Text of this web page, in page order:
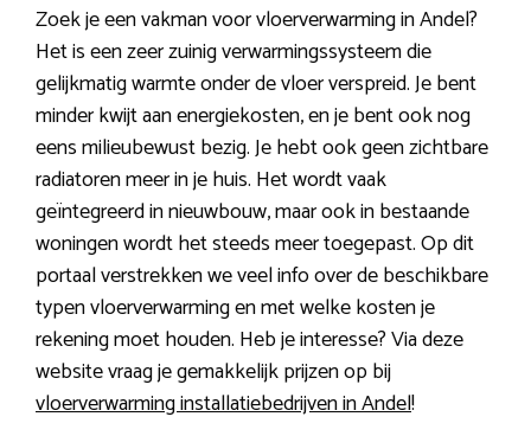
Zoek je een vakman voor vloerverwarming in Andel?
Het is een zeer zuinig verwarmingssysteem die
gelijkmatig warmte onder de vloer verspreid. Je bent
minder kwijt aan energiekosten, en je bent ook nog
eens milieubewust bezig. Je hebt ook geen zichtbare
radiatoren meer in je huis. Het wordt vaak
geïntegreerd in nieuwbouw, maar ook in bestaande
woningen wordt het steeds meer toegepast. Op dit
portaal verstrekken we veel info over de beschikbare
typen vloerverwarming en met welke kosten je
rekening moet houden. Heb je interesse? Via deze
website vraag je gemakkelijk prijzen op bij
vloerverwarming installatiebedrijven in Andel!